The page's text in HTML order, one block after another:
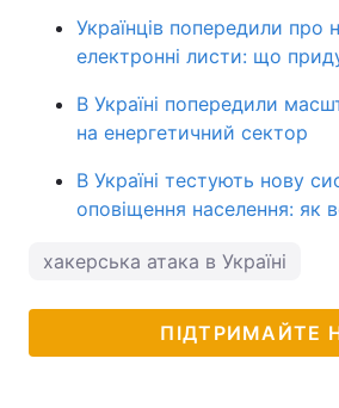
Українців попередили про
електронні листи: що
В Україні попередили
на енергетичний сектор
В Україні тестують нову
оповіщення населення: як
хакерська атака в Україні
ПІДТРИМАЙТЕ